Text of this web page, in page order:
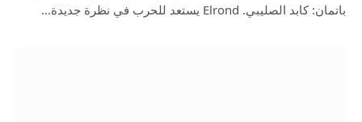
باتمان: كابد الصليبي. Elrond يستعد للحرب في نظرة جديدة…